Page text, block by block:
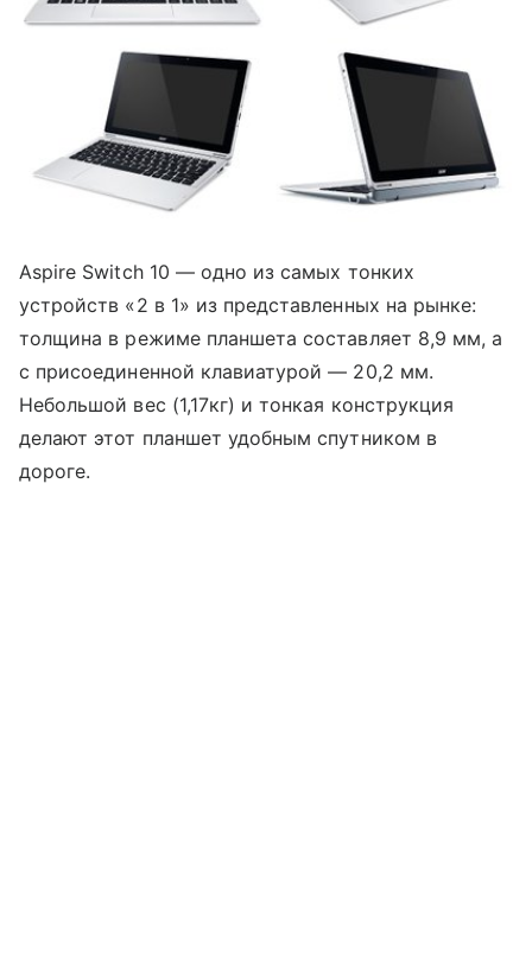
Aspire Switch 10 — одно из самых тонких
устройств «2 в 1» из представленных на рынке:
толщина в режиме планшета составляет 8,9 мм, а
с присоединенной клавиатурой — 20,2 мм.
Небольшой вес (1,17кг) и тонкая конструкция
делают этот планшет удобным спутником в
дороге.